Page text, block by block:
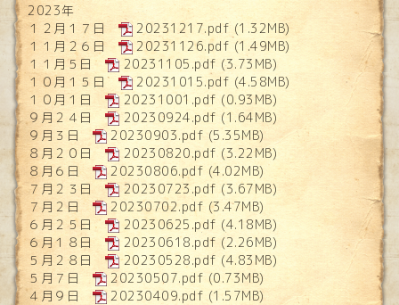
2023年
１２月１７日
20231217.pdf (1.32MB)
１１月２６日
20231126.pdf (1.49MB)
１１月５日
20231105.pdf (3.73MB)
１０月１５日
20231015.pdf (4.58MB)
１０月１日
20231001.pdf (0.93MB)
９月２４日
20230924.pdf (1.64MB)
９月３日
20230903.pdf (5.35MB)
８月２０日
20230820.pdf (3.22MB)
８月６日
20230806.pdf (4.02MB)
７月２３日
20230723.pdf (3.67MB)
７月２日
20230702.pdf (3.47MB)
６月２５日
20230625.pdf (4.18MB)
６月１８日
20230618.pdf (2.26MB)
５月２８日
20230528.pdf (4.83MB)
５月７日
20230507.pdf (0.73MB)
４月９日
20230409.pdf (1.57MB)